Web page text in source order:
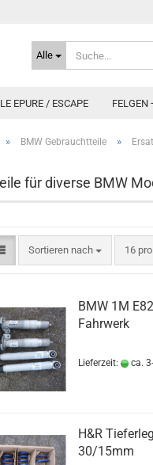
Alle
EPURE / ESCAPE FELGEN
» BMW Gebrauchtteile »
für diverse BMW
Sortieren nach
Sortieren nach 16
pro
BMW 1M
Fahrwerk
Lieferzeit: ca.
H&R
30/15mm